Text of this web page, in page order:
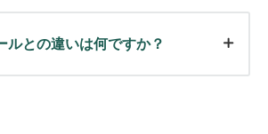
ルとの違いは何ですか？